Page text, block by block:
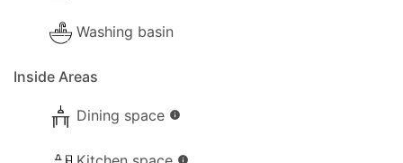
Washing basin
Inside Areas
Dining space info
info